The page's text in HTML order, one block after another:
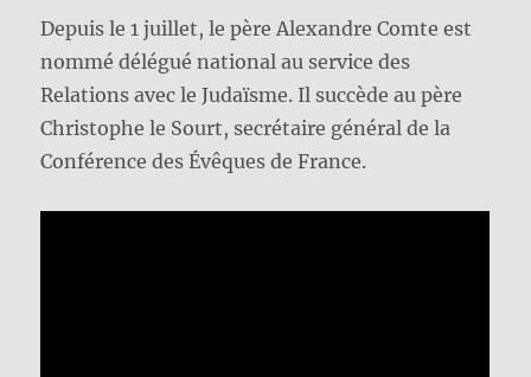
Depuis le 1 juillet, le père Alexandre Comte est
nommé délégué national au service des
Relations avec le Judaïsme. Il succède au père
Christophe le Sourt, secrétaire général de la
Conférence des Évêques de France.